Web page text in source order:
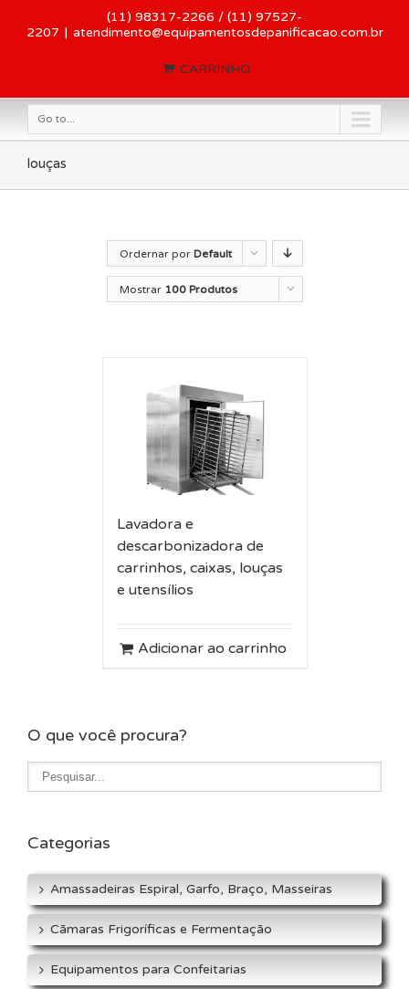
(11) 98317-2266 / (11) 97527-
2207 | atendimento@equipamentosdepanificacao.com.br
CARRINHO
Go to...
louças
Ordernar por Default
Order
Mostrar 100 Produtos
Lavadora e
descarbonizadora de
carrinhos, caixas, louças
e utensílios
Adicionar ao carrinho
O que você procura?
Categorias
Amassadeiras Espiral, Garfo, Braço, Masseiras
Cãmaras Frigoríficas e Fermentação
Equipamentos para Confeitarias